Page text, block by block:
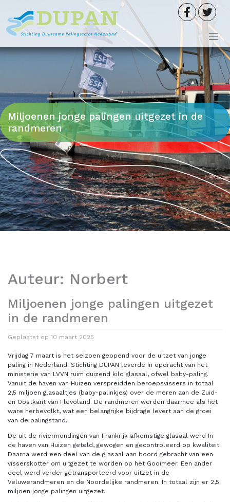
inhoud
Miljoenen jonge palingen uitgezet in de
randmeren
Auteur: Norbert
Miljoenen jonge palingen uitgezet
in de randmeren
Geplaatst op 10 maart 2025
Vrijdag 7 maart is het seizoen geopend voor de uitzet van jonge
paling in Nederland. Stichting DUPAN leverde in opdracht van het
ministerie van LVVN ruim duizend kilo glasaal, ofwel baby-paling.
Vanuit de haven van Huizen verspreidden beroepsvissers in totaal
2,5 miljoen glasaaltjes (baby-palinkjes) over de meren aan de Zuid-
en Oostkant van Flevoland. De randmeren werden daarmee als het
ware herbevolkt, wat een belangrijke bijdrage levert aan de groei
van de palingstand.
De uit de riviermondingen van Frankrijk afkomstige glasaal werd In
de haven van Huizen geteld, gewogen en gecontroleerd op kwaliteit.
Daarna werd een deel van de glasaal aan boord gebracht van een
visserskotter om uitgezet te worden op het Gooimeer. Een ander
deel werd verder getransporteerd voor uitzet in de
Veluwerandmeren en de Noordelijke randmeren. In totaal zijn er 2,5
miljoen jonge palingen uitgezet.